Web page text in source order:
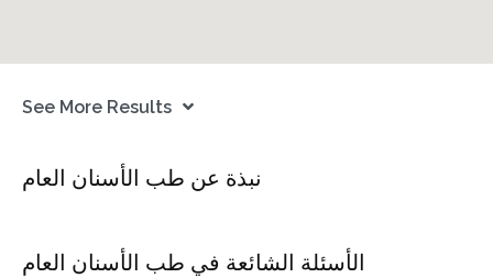
See More Results
نبذة عن طب الأسنان العام
الأسئلة الشائعة في طب الأسنان العام